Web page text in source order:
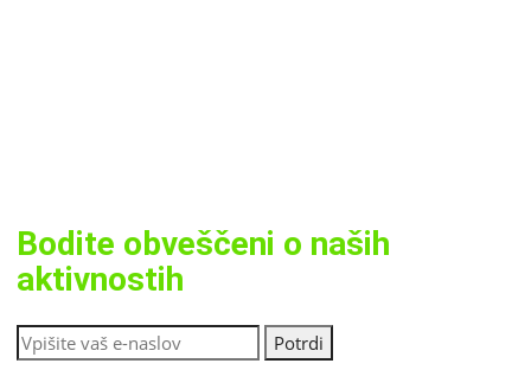
Bodite obveščeni o naših
aktivnostih